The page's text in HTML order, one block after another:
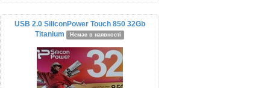
USB 2.0 SiliconPower Touch 850 32Gb
Titanium
Немає в наявності